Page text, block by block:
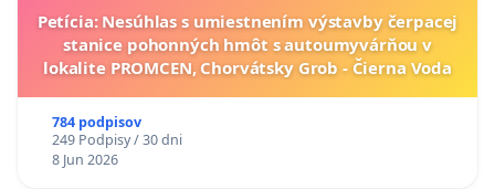
Petícia: Nesúhlas s umiestnením výstavby čerpacej
stanice pohonných hmôt s autoumyvárňou v
lokalite PROMCEN, Chorvátsky Grob - Čierna Voda
784 podpisov
249 Podpisy / 30 dni
8 Jun 2026